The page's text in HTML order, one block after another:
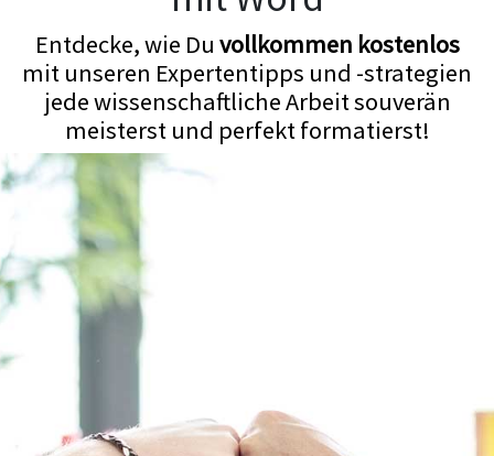
Entdecke, wie Du vollkommen kostenlos
mit unseren Expertentipps und -strategien
jede wissenschaftliche Arbeit souverän
meisterst und perfekt formatierst!